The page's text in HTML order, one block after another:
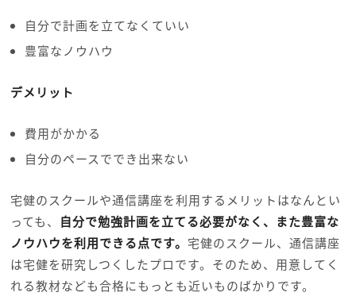
自分で計画を立てなくていい
豊富なノウハウ
デメリット
費用がかかる
自分のペースででき出来ない
宅健のスクールや通信講座を利用するメリットはなんとい
っても、 自分で勉強計画を立てる必要がなく、また豊富な
ノウハウを利用できる点です。 宅健のスクール、通信講座
は宅健を研究しつくしたプロです。そのため、用意してく
れる教材なども合格にもっとも近いものばかりです。